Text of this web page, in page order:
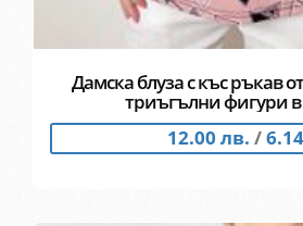
Дамска блуза с къс ръкав
триъгълни фигури в
12.00 лв. /